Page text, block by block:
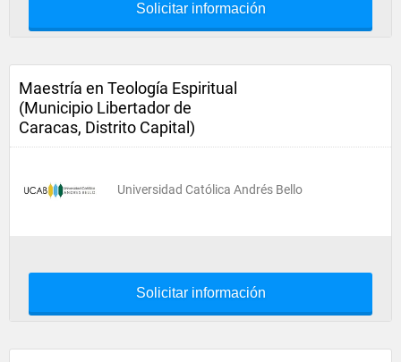
Solicitar información
Maestría en Teología Espiritual
(Municipio Libertador de
Caracas, Distrito Capital)
Universidad Católica Andrés Bello
Solicitar información